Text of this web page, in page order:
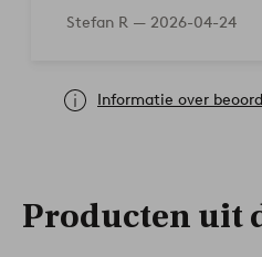
onderdelen weglaten om…
Stefan R — 2026-04-24
Informatie over
Producten uit